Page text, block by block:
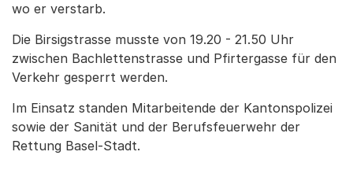
wo er verstarb.
Die Birsigstrasse musste von 19.20 - 21.50 Uhr
zwischen Bachlettenstrasse und Pfirtergasse für den
Verkehr gesperrt werden.
Im Einsatz standen Mitarbeitende der Kantonspolizei
sowie der Sanität und der Berufsfeuerwehr der
Rettung Basel-Stadt.